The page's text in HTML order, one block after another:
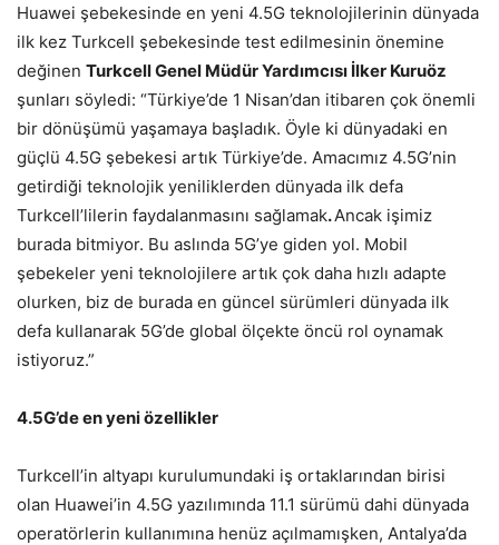
Huawei şebekesinde en yeni 4.5G teknolojilerinin dünyada
ilk kez Turkcell şebekesinde test edilmesinin önemine
değinen Turkcell Genel Müdür Yardımcısı İlker Kuruöz
şunları söyledi: “Türkiye’de 1 Nisan’dan itibaren çok önemli
bir dönüşümü yaşamaya başladık. Öyle ki dünyadaki en
güçlü 4.5G şebekesi artık Türkiye’de. Amacımız 4.5G’nin
getirdiği teknolojik yeniliklerden dünyada ilk defa
Turkcell’lilerin faydalanmasını sağlamak.Ancak işimiz
burada bitmiyor. Bu aslında 5G’ye giden yol. Mobil
şebekeler yeni teknolojilere artık çok daha hızlı adapte
olurken, biz de burada en güncel sürümleri dünyada ilk
defa kullanarak 5G’de global ölçekte öncü rol oynamak
istiyoruz.”
4.5G’de en yeni özellikler
Turkcell’in altyapı kurulumundaki iş ortaklarından birisi
olan Huawei’in 4.5G yazılımında 11.1 sürümü dahi dünyada
operatörlerin kullanımına henüz açılmamışken, Antalya’da